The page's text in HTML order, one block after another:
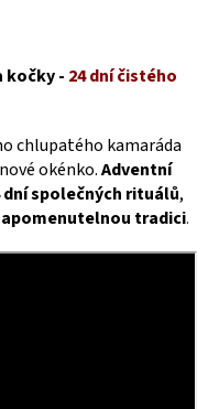
kočky - 24 dní čistého
chlupatého kamaráda
okénko.Adventní
dní společných rituálů,
tradici.